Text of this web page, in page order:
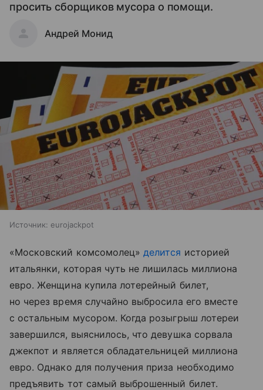
просить сборщиков мусора о помощи.
Андрей Монид
Источник: eurojackpot
«Московский комсомолец»делится историей
итальянки, которая чуть не лишилась миллиона
евро. Женщина купила лотерейный билет,
но через время случайно выбросила его вместе
с остальным мусором. Когда розыгрыш лотереи
завершился, выяснилось, что девушка сорвала
джекпот и является обладательницей миллиона
евро. Однако для получения приза необходимо
предъявить тот самый выброшенный билет.